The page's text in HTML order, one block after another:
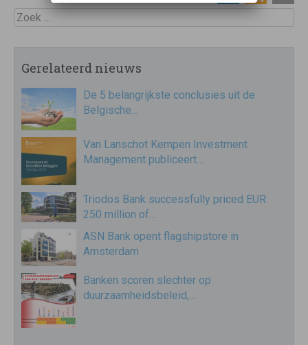
Zoek
Gerelateerd nieuws
De 5 belangrijkste conclusies uit de
Belgische…
Van Lanschot Kempen Investment
Management publiceert…
Triodos Bank successfully priced EUR
250 million of…
ASN Bank opent flagshipstore in
Amsterdam
Banken scoren slechter op
duurzaamheidsbeleid,…